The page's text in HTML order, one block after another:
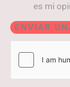
es mi
ENVIAR